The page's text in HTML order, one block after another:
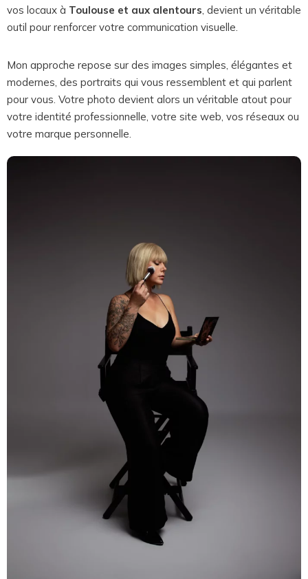
vos locaux à Toulouse et aux alentours, devient un véritable
outil pour renforcer votre communication visuelle.
Mon approche repose sur des images simples, élégantes et
modernes, des portraits qui vous ressemblent et qui parlent
pour vous. Votre photo devient alors un véritable atout pour
votre identité professionnelle, votre site web, vos réseaux ou
votre marque personnelle.